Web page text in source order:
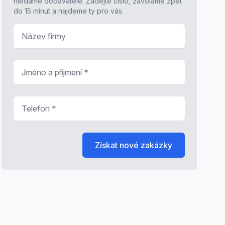
do 15 minut a najdeme ty pro vás.
Získat nové zakázky